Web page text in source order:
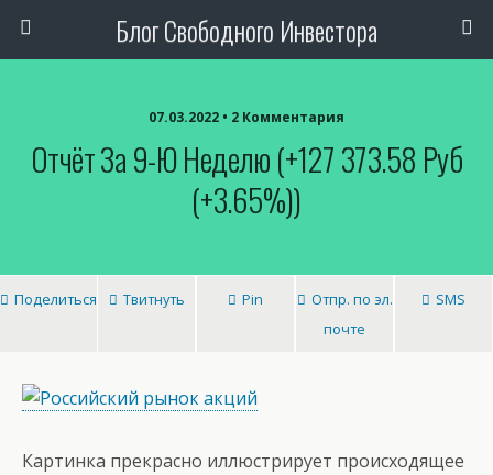
Блог Свободного Инвестора
07.03.2022 • 2 Комментария
Отчёт За 9-Ю Неделю (+127 373.58 Руб
(+3.65%))
Поделиться Твитнуть Pin
Отпр. по эл.
почте
SMS
Картинка прекрасно иллюстрирует происходящее